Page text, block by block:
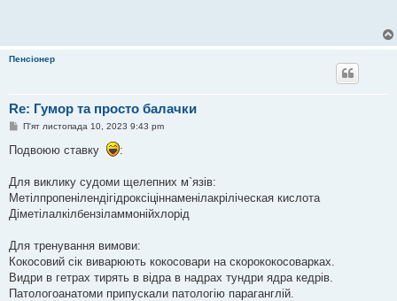
Пенсіонер
Re: Гумор та просто балачки
П
в
і
о
м
л
е
н
я
П'ят листопада 10, 2023 9:43 pm
Подвоюю ставку :
Для виклику судоми щелепних м`язів:
Метілпропенілендігідроксіціннаменілакріліческая кислота
Діметілалкілбензіламмонійхлорід
Для тренування вимови:
Кокосовий сік виварюють кокосовари на скорококосоварках.
Видри в гетрах тирять в відра в надрах тундри ядра кедрів.
Патологоанатоми припускали патологію параганглій.